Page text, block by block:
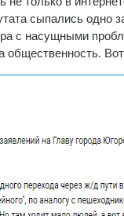
сыпались одно
с насущными
общественность.